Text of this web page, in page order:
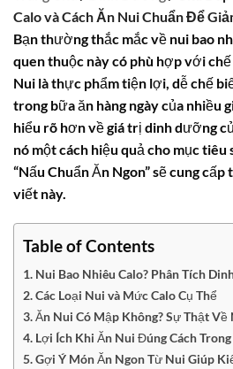
Calo và Cách Ăn Nui Chuẩn Để
Bạn thường thắc mắc về nui bao
quen thuộc này có phù hợp với
Nui là thực phẩm tiện lợi, dễ chế
trong bữa ăn hàng ngày của nhiều
hiểu rõ hơn về giá trị dinh dưỡng
nó một cách hiệu quả cho mục tiêu
“Nấu Chuẩn Ăn Ngon” sẽ cung
viết này.
Table of Contents
Nui Bao Nhiêu Calo? Phân Tích
Các Loại Nui và Mức Calo Cụ Thể
Ăn Nui Có Mập Không? Sự Thật Về
Lợi Ích Khi Ăn Nui Đúng Cách
Gợi Ý Món Ăn Ngon Từ Nui Giúp